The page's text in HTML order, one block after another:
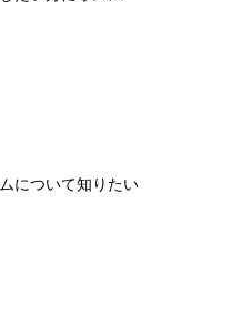
について知りたい